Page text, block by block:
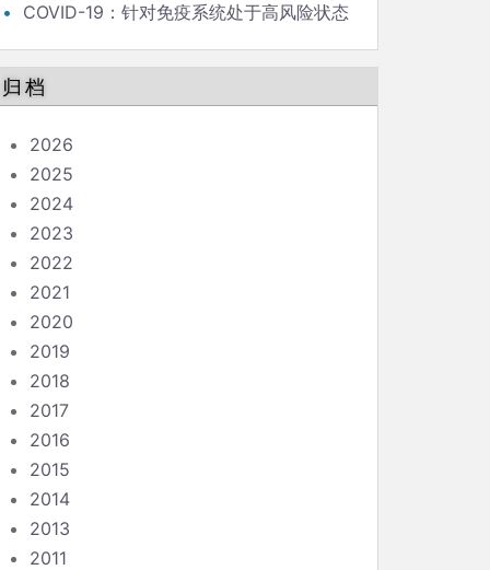
COVID-19：针对免疫系统处于高风险状态
归档
2026
2025
2024
2023
2022
2021
2020
2019
2018
2017
2016
2015
2014
2013
2011